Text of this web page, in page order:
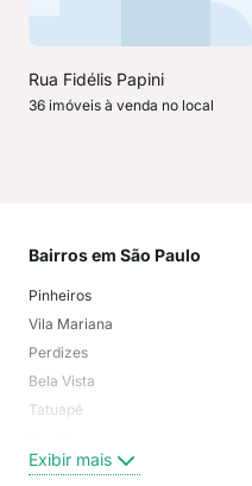
Rua Fidélis Papini
36 imóveis à venda no local
Bairros em São Paulo
Pinheiros
Vila Mariana
Perdizes
Bela Vista
Tatuapé
Centro
Exibir mais